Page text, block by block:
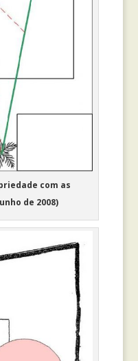
com as
de 2008)